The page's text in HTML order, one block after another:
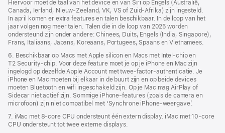
Hiervoor moet de taal van het device en van Siri op Engels (Australië,
Canada, Ierland, Nieuw-Zeeland, VK, VS of Zuid-Afrika) zijn ingesteld.
In april komen er extra features en talen beschikbaar. In de loop van het
jaar volgen nog meer talen. Talen die in de loop van 2025 worden
ondersteund zijn onder andere: Chinees, Duits, Engels (India, Singapore),
Frans, Italiaans, Japans, Koreaans, Portugees, Spaans en Vietnamees.
6. Beschikbaar op Macs met Apple silicon en Macs met Intel-chip en
T2 Security-chip. Voor deze feature moet je op je iPhone en Mac zijn
ingelogd op dezelfde Apple Account met twee-factor-authenticatie. Je
iPhone en Mac moeten bij elkaar in de buurt zijn en op beide devices
moeten Bluetooth en wifi ingeschakeld zijn. Op je Mac mag AirPlay of
Sidecar niet actief zijn. Sommige iPhone-features (zoals de camera en
microfoon) zijn niet compatibel met ‘Synchrone iPhone-weergave’.
7. iMac met 8‑core CPU ondersteunt één extern display. iMac met 10‑core
CPU ondersteunt tot twee externe displays.